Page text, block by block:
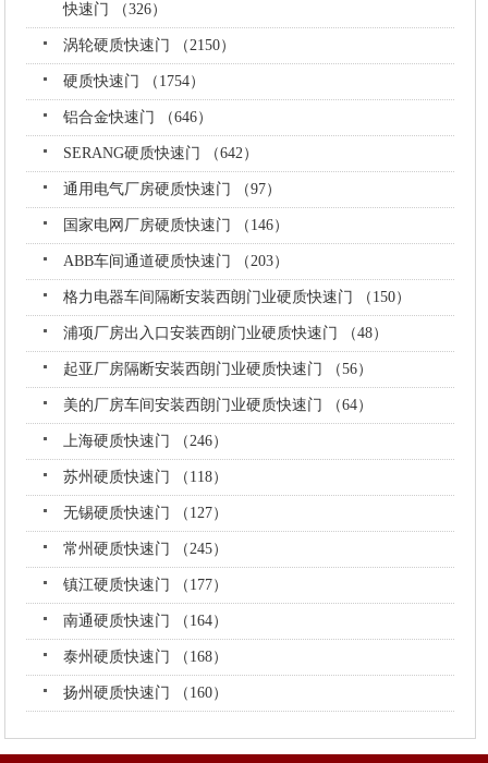
快速门 （326）
涡轮硬质快速门 （2150）
硬质快速门 （1754）
铝合金快速门 （646）
SERANG硬质快速门 （642）
通用电气厂房硬质快速门 （97）
国家电网厂房硬质快速门 （146）
ABB车间通道硬质快速门 （203）
格力电器车间隔断安装西朗门业硬质快速门 （150）
浦项厂房出入口安装西朗门业硬质快速门 （48）
起亚厂房隔断安装西朗门业硬质快速门 （56）
美的厂房车间安装西朗门业硬质快速门 （64）
上海硬质快速门 （246）
苏州硬质快速门 （118）
无锡硬质快速门 （127）
常州硬质快速门 （245）
镇江硬质快速门 （177）
南通硬质快速门 （164）
泰州硬质快速门 （168）
扬州硬质快速门 （160）